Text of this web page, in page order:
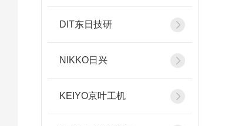
DIT东日技研
NIKKO日兴
KEIYO京叶工机